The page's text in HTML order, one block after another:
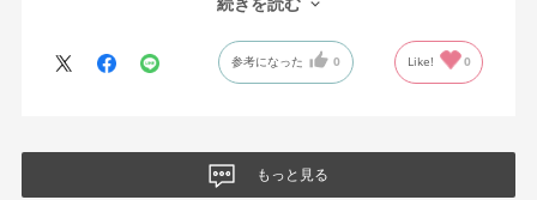
強度調整との関係や、最弱設定であっても大きな反力が残る理由
製品自体に不具合があるとは考えていませんが、少なくとも私の
ングの特性や体重による使用感の違いが、より分かりやすく案内
されることを期待します。
す。座面の硬さまで調節出来る機能が有れば完璧だと思います。
参考になった 0 Like! 0
もっと見る